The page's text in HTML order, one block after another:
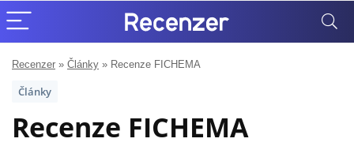
Recenzer » Články » Recenze FICHEMA
Články
Recenze FICHEMA